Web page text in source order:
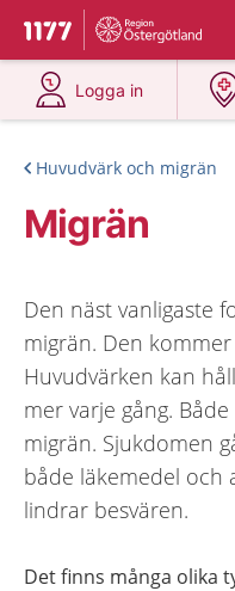
Till startsidan för 1177
Du har valt region
Logga in
på 1177.se
Huvudvärk och migrän
Migrän
Den näst vanligaste
migrän. Den
Huvudvärken kan
mer varje gång.
migrän. Sjukdomen
både läkemedel och
lindrar besvären.
Det finns många olika